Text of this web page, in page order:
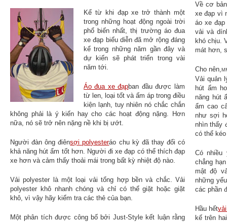
Kể từ khi đạp xe trở thành một
trong những hoạt động ngoài trời
phổ biến nhất, thị trường áo đua
xe đạp biểu diễn đã mở rộng đáng
kể trong những năm gần đây và
dự kiến ​​sẽ phát triển trong vài
năm tới.
Áo đua xe đạpban đầu được làm
từ len, loại tốt và ấm áp trong điều
kiện lạnh, tuy nhiên nó chắc chắn
không phải là ý kiến ​​hay cho các hoạt động nặng. Hơn
nữa, nó sẽ trở nên nặng nề khi bị ướt.
Người đàn ông điênsợi polyesteráo chu kỳ đã thay đổi có
khả năng hút ẩm tốt hơn. Người đi xe đạp có thể thích đạp
xe hơn và cảm thấy thoải mái trong bất kỳ nhiệt độ nào.
Vải polyester là một loại vải tổng hợp bền và chắc. Vải
polyester khô nhanh chóng và chỉ có thể giặt hoặc giặt
khô, vì vậy hãy kiểm tra các thẻ của bạn.
Một phân tích được công bố bởi Just-Style kết luận rằng
Về cơ
xe đạp vì
áo xe
vải và
khó chịu.
mát hơn,
Cho nên,
Vải quản
hút ẩm
năng hút
ẩm cao
như sợi
nhìn thấy
có thể
Có nhiều
chẳng
mật độ
những
các phần
Hầu hết
kế trên